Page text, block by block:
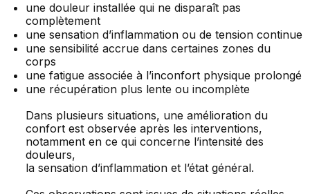
une douleur installée qui ne disparaît pas
complètement
une sensation d’inflammation ou de tension continue
une sensibilité accrue dans certaines zones du
corps
une fatigue associée à l’inconfort physique prolongé
une récupération plus lente ou incomplète
Dans plusieurs situations, une amélioration du
confort est observée après les interventions,
notamment en ce qui concerne l’intensité des
douleurs,
la sensation d’inflammation et l’état général.